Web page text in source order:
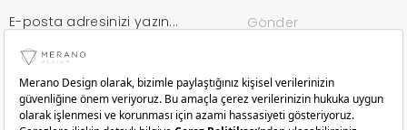
Gönder
Kurumsal